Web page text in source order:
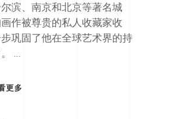
滨、南京和北京等著名城
作被尊贵的私人收藏家收
巩固了他在全球艺术界的持
更多